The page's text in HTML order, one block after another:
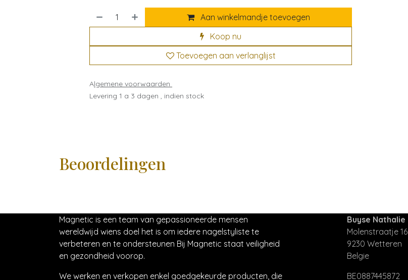
Aan winkelmandje toevoegen
Koop nu
Toevoegen aan verlanglijst
Algemene voorwaarden
Levering 1 a 3 dagen , indien stock
Beoordelingen
Magnetic is een team van gepassioneerde mensen
wereldwijd wiens doel het is om iedere nagelstyliste te
verbeteren en te ondersteunen Bij Magnetic staat veiligheid
en gezondheid voorop.
We werken en verkopen enkel goedgekeurde producten, die
Buyse Nathalie
Molenstraatje 16
9230 Wetteren
Belgie
BE0887445872